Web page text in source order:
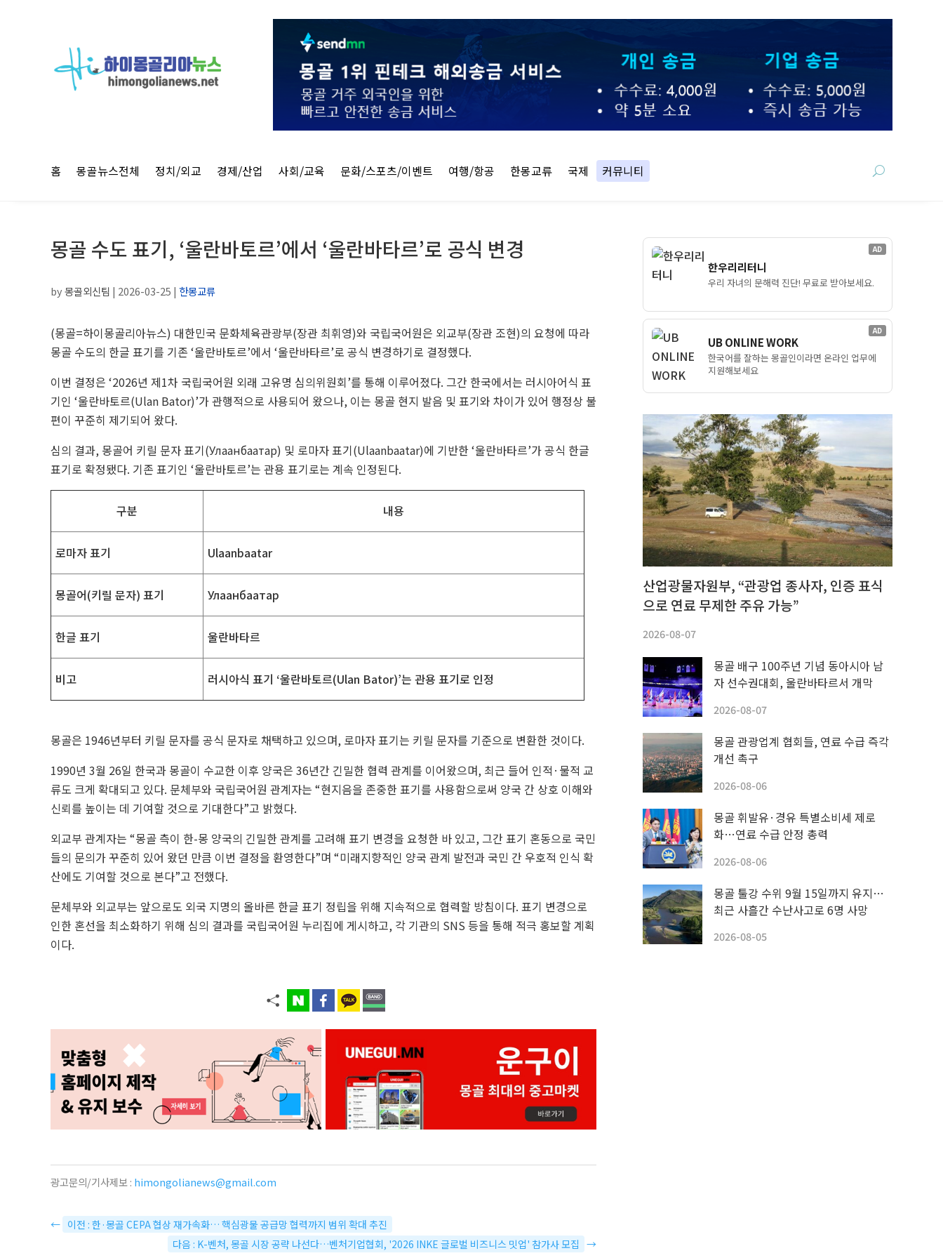
홈 몽골뉴스전체 정치/외교 경제/산업 사회/교육 문화/스포츠/이벤트 여행/항공 한몽교류 국제 커뮤니티
몽골 수도 표기, ‘울란바토르’에서 ‘울란바타르’로 공식 변경
by몽골외신팀 | 2026-03-25 | 한몽교류
(몽골=하이몽골리아뉴스) 대한민국 문화체육관광부(장관 최휘영)와 국립국어원은 외교부(장관 조현)의 요청에 따라
몽골 수도의 한글 표기를 기존 ‘울란바토르’에서 ‘울란바타르’로 공식 변경하기로 결정했다.
이번 결정은 ‘2026년 제1차 국립국어원 외래 고유명 심의위원회’를 통해 이루어졌다. 그간 한국에서는 러시아어식 표
기인 ‘울란바토르(Ulan Bator)’가 관행적으로 사용되어 왔으나, 이는 몽골 현지 발음 및 표기와 차이가 있어 행정상 불
편이 꾸준히 제기되어 왔다.
심의 결과, 몽골어 키릴 문자 표기(Улаанбаатар) 및 로마자 표기(Ulaanbaatar)에 기반한 ‘울란바타르’가 공식 한글
표기로 확정됐다. 기존 표기인 ‘울란바토르’는 관용 표기로는 계속 인정된다.
구분 내용
로마자 표기 Ulaanbaatar
몽골어(키릴 문자) 표기 Улаанбаатар
한글 표기 울란바타르
비고 러시아식 표기 ‘울란바토르(Ulan Bator)’는 관용 표기로 인정
몽골은 1946년부터 키릴 문자를 공식 문자로 채택하고 있으며, 로마자 표기는 키릴 문자를 기준으로 변환한 것이다.
1990년 3월 26일 한국과 몽골이 수교한 이후 양국은 36년간 긴밀한 협력 관계를 이어왔으며, 최근 들어 인적·물적 교
류도 크게 확대되고 있다. 문체부와 국립국어원 관계자는 “현지음을 존중한 표기를 사용함으로써 양국 간 상호 이해와
신뢰를 높이는 데 기여할 것으로 기대한다”고 밝혔다.
외교부 관계자는 “몽골 측이 한-몽 양국의 긴밀한 관계를 고려해 표기 변경을 요청한 바 있고, 그간 표기 혼동으로 국민
들의 문의가 꾸준히 있어 왔던 만큼 이번 결정을 환영한다”며 “미래지향적인 양국 관계 발전과 국민 간 우호적 인식 확
산에도 기여할 것으로 본다”고 전했다.
문체부와 외교부는 앞으로도 외국 지명의 올바른 한글 표기 정립을 위해 지속적으로 협력할 방침이다. 표기 변경으로
인한 혼선을 최소화하기 위해 심의 결과를 국립국어원 누리집에 게시하고, 각 기관의 SNS 등을 통해 적극 홍보할 계획
이다.
광고문의/기사제보 : himongolianews@gmail.com
← 이전 : 한·몽골 CEPA 협상 재가속화… 핵심광물 공급망 협력까지 범위 확대 추진
다음 : K-벤처, 몽골 시장 공략 나선다…벤처기업협회, '2026 INKE 글로벌 비즈니스 밋업' 참가사 모집 →
AD
한우리리터니
우리 자녀의 문해력 진단! 무료로 받아보세요.
AD
UB ONLINE WORK
한국어를 잘하는 몽골인이라면 온라인 업무에
지원해보세요
산업광물자원부, “관광업 종사자, 인증 표식
으로 연료 무제한 주유 가능”
2026-08-07
몽골 배구 100주년 기념 동아시아 남
자 선수권대회, 울란바타르서 개막
2026-08-07
몽골 관광업계 협회들, 연료 수급 즉각
개선 촉구
2026-08-06
몽골 휘발유·경유 특별소비세 제로
화…연료 수급 안정 총력
2026-08-06
몽골 툴강 수위 9월 15일까지 유지…
최근 사흘간 수난사고로 6명 사망
2026-08-05